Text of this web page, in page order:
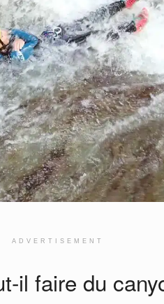
ADVERTISEMENT
il faire du